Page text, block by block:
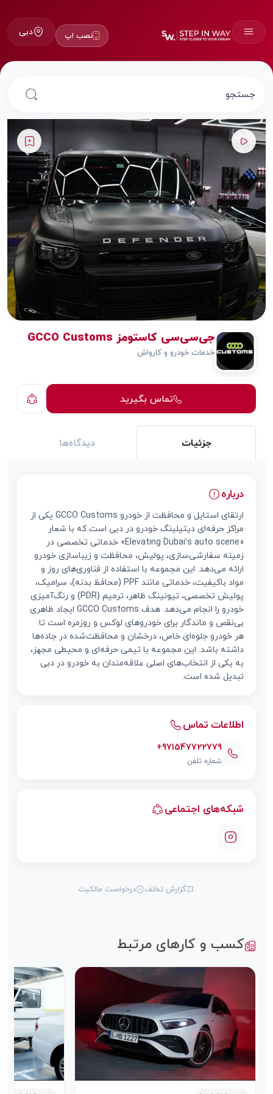
نصب اپ دبی
جی‌سی‌سی کاستومز GCCO Customs
خدمات خودرو و کارواش
تماس بگیرید
جزئیات دیدگاه‌ها
درباره
ارتقای استایل و محافظت از خودرو GCCO Customs یکی از
مراکز حرفه‌ای دیتیلینگ خودرو در دبی است که با شعار
«Elevating Dubai’s auto scene» خدماتی تخصصی در
زمینه سفارشی‌سازی، پولیش، محافظت و زیباسازی خودرو
ارائه می‌دهد. این مجموعه با استفاده از فناوری‌های روز و
مواد باکیفیت، خدماتی مانند PPF (محافظ بدنه)، سرامیک،
پولیش تخصصی، تیونینگ ظاهر، ترمیم (PDR) و رنگ‌آمیزی
خودرو را انجام می‌دهد. هدف GCCO Customs ایجاد ظاهری
بی‌نقص و ماندگار برای خودروهای لوکس و روزمره است تا
هر خودرو جلوه‌ای خاص، درخشان و محافظت‌شده در جاده‌ها
داشته باشد. این مجموعه با تیمی حرفه‌ای و محیطی مجهز،
به یکی از انتخاب‌های اصلی علاقه‌مندان به خودرو در دبی
تبدیل شده است.
اطلاعات تماس
+971547722779
شماره تلفن
شبکه‌های اجتماعی
گزارش تخلف درخواست مالکیت
کسب و کارهای مرتبط